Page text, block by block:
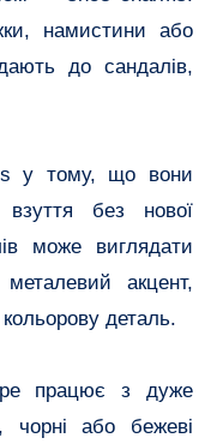
намистини або
до сандалів,
у тому, що вони
без нової
може виглядати
акцент,
деталь.
працює з дуже
чорні або бежеві